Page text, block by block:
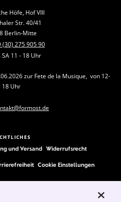
Höfe, Hof VIII
Str. 40/41
Berlin-Mitte
(30) 275 905 90
SA 11 - 18 Uhr
zur Fete de la Musique, von 12-
18 Uhr
und Versand Widerrufsrecht
Cookie Einstellungen